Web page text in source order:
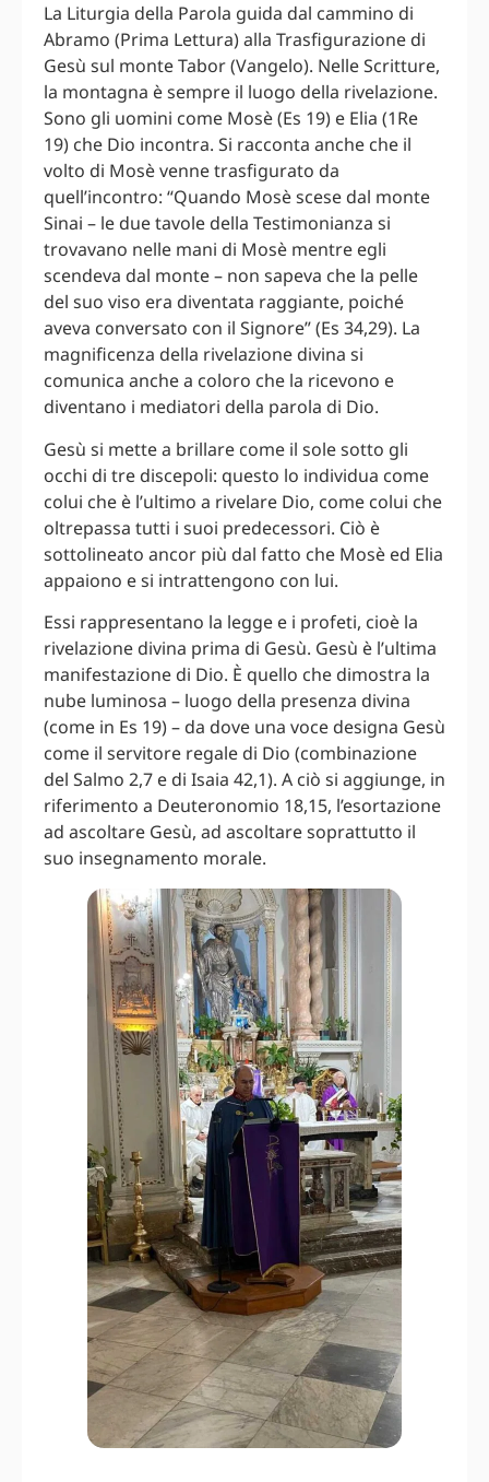
La Liturgia della Parola guida dal cammino di
Abramo (Prima Lettura) alla Trasfigurazione di
Gesù sul monte Tabor (Vangelo). Nelle Scritture,
la montagna è sempre il luogo della rivelazione.
Sono gli uomini come Mosè (Es 19) e Elia (1Re
19) che Dio incontra. Si racconta anche che il
volto di Mosè venne trasfigurato da
quell’incontro: “Quando Mosè scese dal monte
Sinai – le due tavole della Testimonianza si
trovavano nelle mani di Mosè mentre egli
scendeva dal monte – non sapeva che la pelle
del suo viso era diventata raggiante, poiché
aveva conversato con il Signore” (Es 34,29). La
magnificenza della rivelazione divina si
comunica anche a coloro che la ricevono e
diventano i mediatori della parola di Dio.
Gesù si mette a brillare come il sole sotto gli
occhi di tre discepoli: questo lo individua come
colui che è l’ultimo a rivelare Dio, come colui che
oltrepassa tutti i suoi predecessori. Ciò è
sottolineato ancor più dal fatto che Mosè ed Elia
appaiono e si intrattengono con lui.
Essi rappresentano la legge e i profeti, cioè la
rivelazione divina prima di Gesù. Gesù è l’ultima
manifestazione di Dio. È quello che dimostra la
nube luminosa – luogo della presenza divina
(come in Es 19) – da dove una voce designa Gesù
come il servitore regale di Dio (combinazione
del Salmo 2,7 e di Isaia 42,1). A ciò si aggiunge, in
riferimento a Deuteronomio 18,15, l’esortazione
ad ascoltare Gesù, ad ascoltare soprattutto il
suo insegnamento morale.